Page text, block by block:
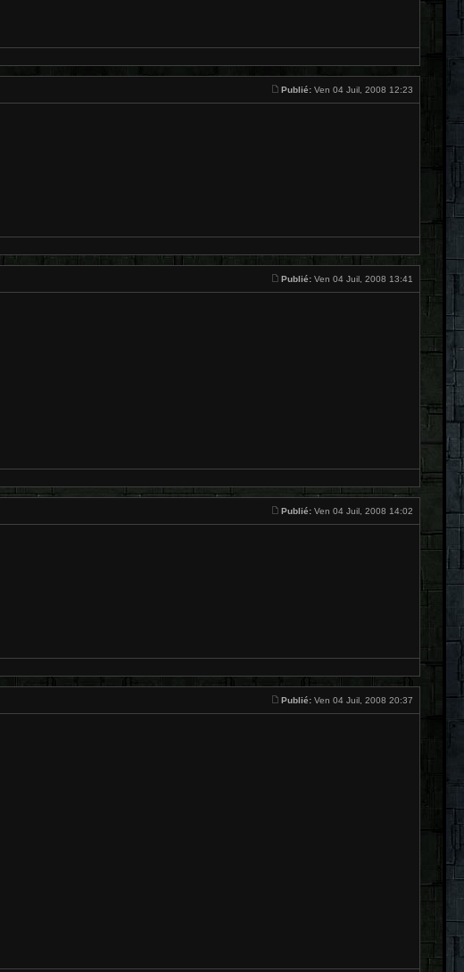
Publié: Ven 04 Juil, 2008 12:23
Publié: Ven 04 Juil, 2008 13:41
Publié: Ven 04 Juil, 2008 14:02
Publié: Ven 04 Juil, 2008 20:37